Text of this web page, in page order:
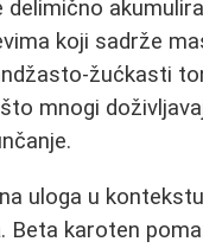
delimično
koji sadrže
žućkasti
mnogi
uloga u
. Beta karoten